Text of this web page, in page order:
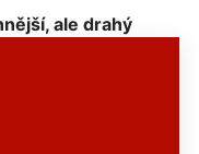
ale drahý